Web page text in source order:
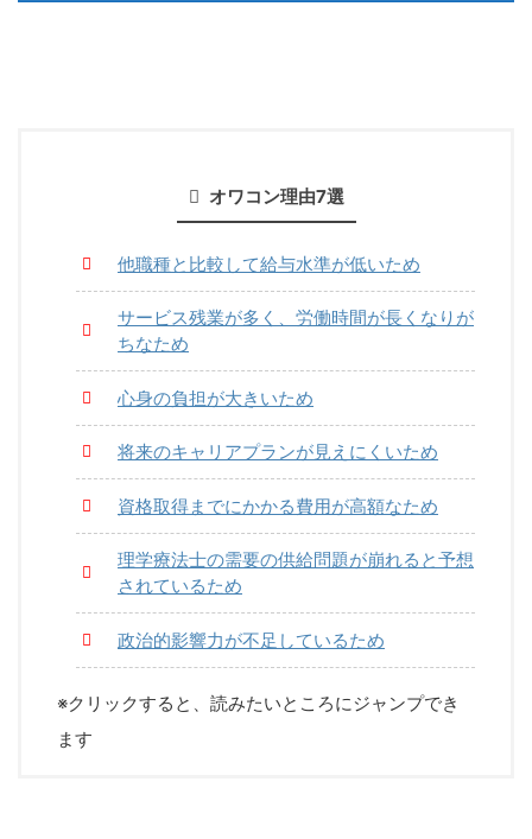
オワコン理由7選
他職種と比較して給与水準が低いため
サービス残業が多く、労働時間が長くなりが
ちなため
心身の負担が大きいため
将来のキャリアプランが見えにくいため
資格取得までにかかる費用が高額なため
理学療法士の需要の供給問題が崩れると予想
されているため
政治的影響力が不足しているため
※クリックすると、読みたいところにジャンプでき
ます